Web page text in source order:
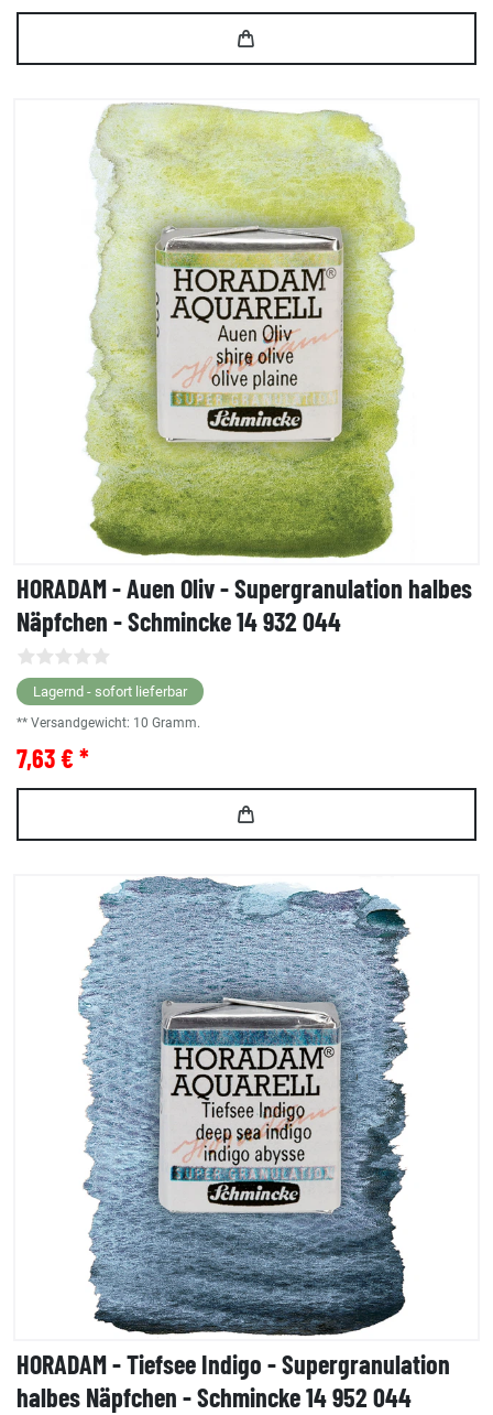
HORADAM - Auen Oliv - Supergranulation halbes
Näpfchen - Schmincke 14 932 044
Lagernd - sofort lieferbar
** Versandgewicht: 10 Gramm.
7,63 € *
HORADAM - Tiefsee Indigo - Supergranulation
halbes Näpfchen - Schmincke 14 952 044